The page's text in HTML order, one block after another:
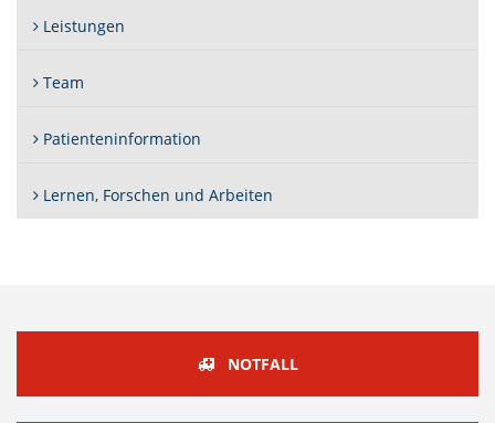
Leistungen
Team
Patienteninformation
Lernen, Forschen und Arbeiten
NOTFALL